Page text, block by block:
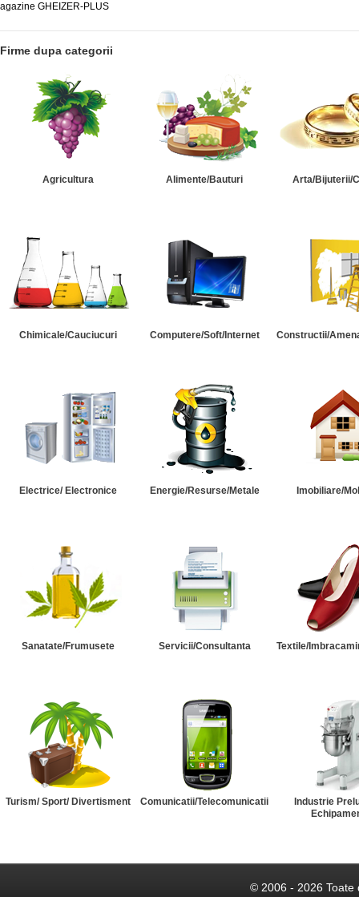
GHEIZER-PLUS
Firme dupa categorii
Agricultura Alimente/Bauturi Arta/Bijuterii/
Chimicale/Cauciucuri Computere/Soft/Internet Constructii/
Electrice/ Electronice Energie/Resurse/Metale Imobiliare/
Sanatate/Frumusete Servicii/Consultanta Textile/
Turism/ Sport/ Divertisment Comunicatii/Telecomunicatii
Industrie
© 2006 - 2026